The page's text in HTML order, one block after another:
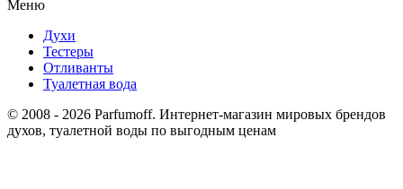
Меню
Духи
Тестеры
Отливанты
Туалетная вода
© 2008 - 2026 Parfumoff. Интернет-магазин мировых брендов
духов, туалетной воды по выгодным ценам